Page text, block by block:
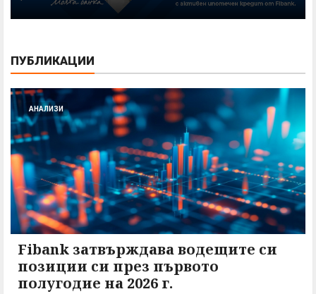
ПУБЛИКАЦИИ
АНАЛИЗИ
Fibank затвърждава водещите си
позиции си през първото
полугодие на 2026 г.